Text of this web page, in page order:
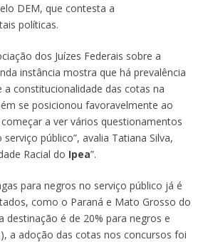
DEM, que contesta a
políticas.
dos Juízes Federais sobre a
instância mostra que há prevalência
constitucionalidade das cotas na
se posicionou favoravelmente ao
a ver vários questionamentos
público”, avalia Tatiana Silva,
Racial do Ipea”.
para negros no serviço público já é
como o Paraná e Mato Grosso do
destinação é de 20% para negros e
a adoção das cotas nos concursos foi